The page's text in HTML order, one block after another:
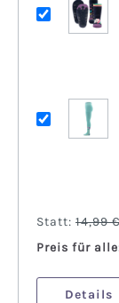
Statt: 14,99
Preis für
Details